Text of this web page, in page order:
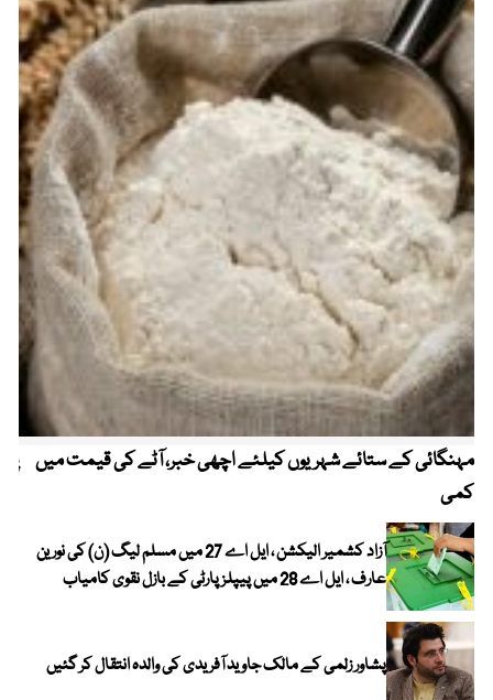
مہنگائی کے ستائے شہریوں کیلئے اچھی خبر، آٹے کی قیمت میں
کمی
آزاد کشمیر الیکشن ، ایل اے 27 میں مسلم لیگ (ن) کی نورین
عارف ، ایل اے 28 میں پیپلز پارٹی کے بازل نقوی کامیاب
پشاور زلمی کے مالک جاوید آفریدی کی والدہ انتقال کر گئیں